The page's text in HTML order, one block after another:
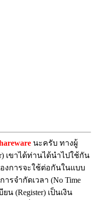
นะครับ ทางผู้
เขาได้ท่านได้นำไปใช้กัน
การจะใช้ต่อกันในแบบ
ารจำกัดเวลา (No Time
น (Register) เป็นเงิน